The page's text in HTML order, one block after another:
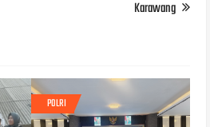
Karawang
POLRI